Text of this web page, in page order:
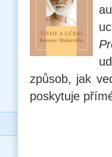
způsob, jak
poskytuje